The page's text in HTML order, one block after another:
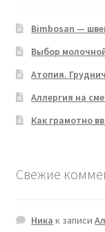
Bimbosan —
Выбор
Атопия.
Аллергия на
Как грамотно
Свежие
Ника к записи